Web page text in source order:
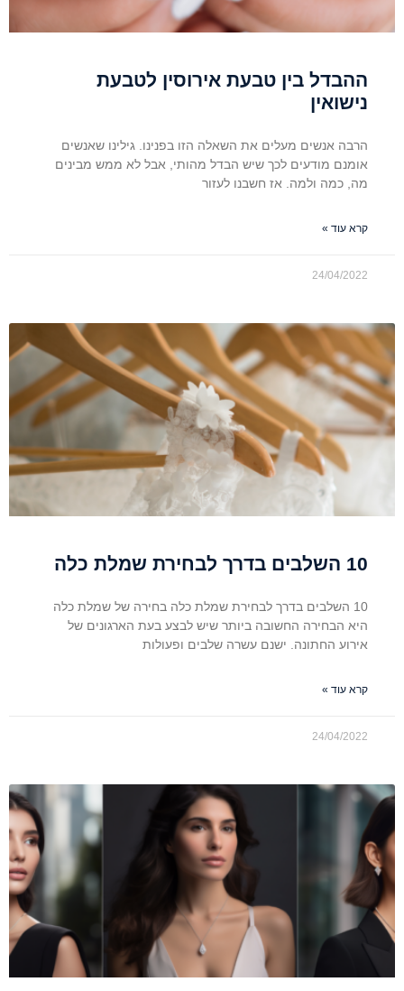
ההבדל בין טבעת אירוסין לטבעת
נישואין
הרבה אנשים מעלים את השאלה הזו בפנינו. גילינו שאנשים
אומנם מודעים לכך שיש הבדל מהותי, אבל לא ממש מבינים
מה, כמה ולמה. אז חשבנו לעזור
קרא עוד »
24/04/2022
10 השלבים בדרך לבחירת שמלת כלה
10 השלבים בדרך לבחירת שמלת כלה בחירה של שמלת כלה
היא הבחירה החשובה ביותר שיש לבצע בעת הארגונים של
אירוע החתונה. ישנם עשרה שלבים ופעולות
קרא עוד »
24/04/2022